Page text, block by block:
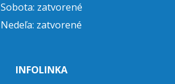
Sobota: zatvorené
Nedeľa: zatvorené
INFOLINKA